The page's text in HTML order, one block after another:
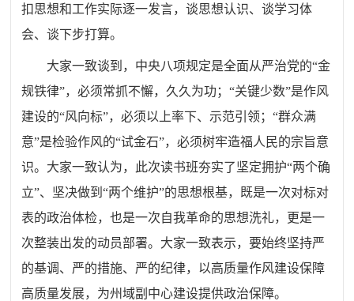
扣思想和工作实际逐一发言，谈思想认识、谈学习体
会、谈下步打算。
大家一致谈到，中央八项规定是全面从严治党的“金
规铁律”，必须常抓不懈，久久为功；“关键少数”是作风
建设的“风向标”，必须以上率下、示范引领；“群众满
意”是检验作风的“试金石”，必须树牢造福人民的宗旨意
识。大家一致认为，此次读书班夯实了坚定拥护“两个确
立”、坚决做到“两个维护”的思想根基，既是一次对标对
表的政治体检，也是一次自我革命的思想洗礼，更是一
次整装出发的动员部署。大家一致表示，要始终坚持严
的基调、严的措施、严的纪律，以高质量作风建设保障
高质量发展，为州域副中心建设提供政治保障。